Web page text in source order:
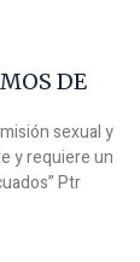
DE
sexual y
y requiere un
Ptr